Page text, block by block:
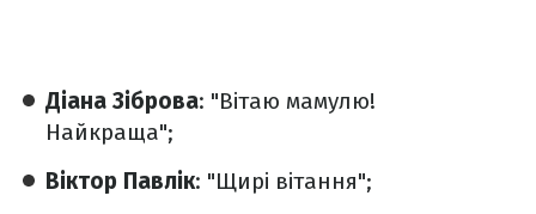
Діана Зіброва: "Вітаю мамулю!
Найкраща";
Віктор Павлік: "Щирі вітання";